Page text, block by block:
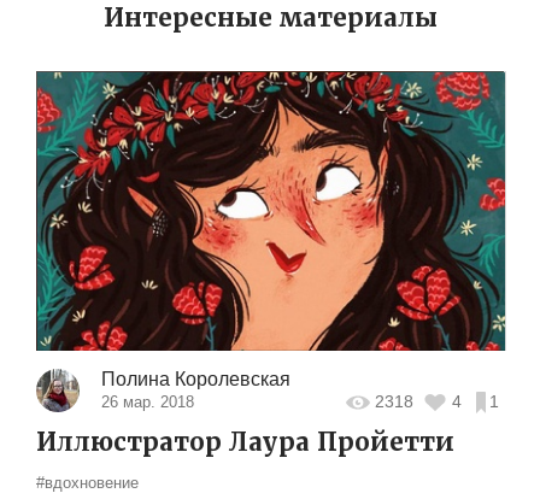
Интересные материалы
Полина Королевская
26 мар. 2018 2318 4 1
Иллюстратор Лаура Пройетти
#вдохновение